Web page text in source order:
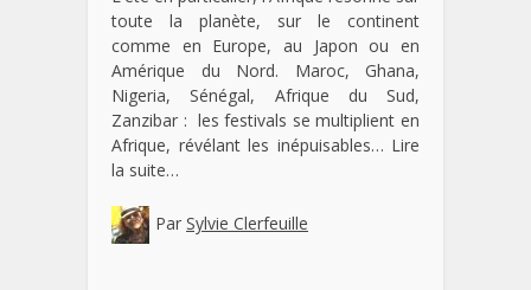
toute la planète, sur le continent
comme en Europe, au Japon ou en
Amérique du Nord. Maroc, Ghana,
Nigeria, Sénégal, Afrique du Sud,
Zanzibar : les festivals se multiplient en
Afrique, révélant les inépuisables… Lire
la suite…
Par Sylvie Clerfeuille